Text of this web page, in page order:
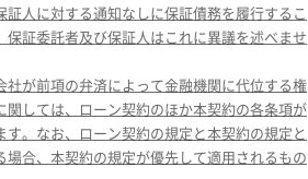
証人に対する通知なしに保証債務を履行するこ
保証委託者及び保証人はこれに異議を述べませ
社が前項の弁済によって金融機関に代位する権
関しては、ローン契約のほか本契約の各条項が
す。なお、ローン契約の規定と本契約の規定と
場合、本契約の規定が優先して適用されるもの